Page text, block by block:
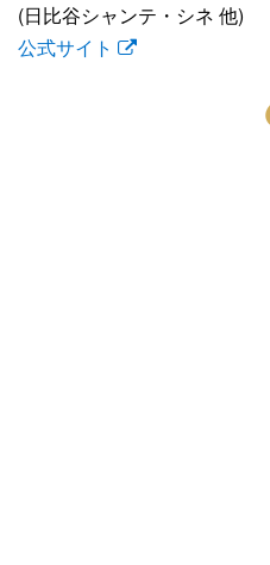
(日比谷シャンテ・シネ 他)
公式サイト